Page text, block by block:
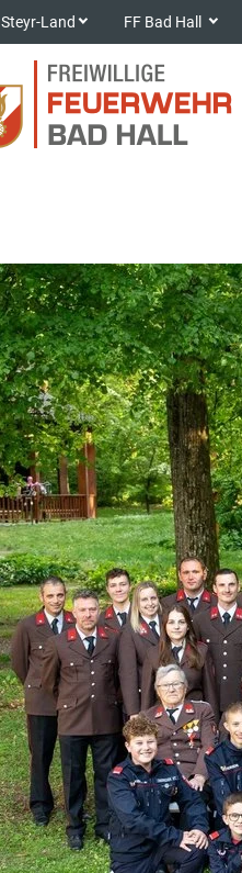
Steyr-Land FF Bad Hall